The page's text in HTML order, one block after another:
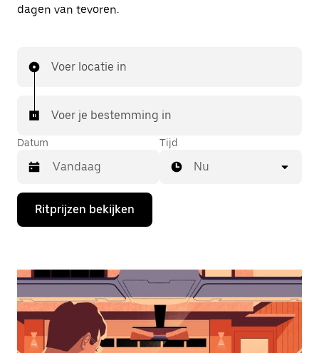
dagen van tevoren.
Voer locatie in
Voer je bestemming in
Datum
Druk
de
de
te
openen
een
Tijd
Nu
Ritprijzen bekijken